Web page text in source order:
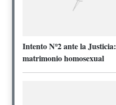
Intento Nº2 ante la Justicia:
matrimonio homosexual